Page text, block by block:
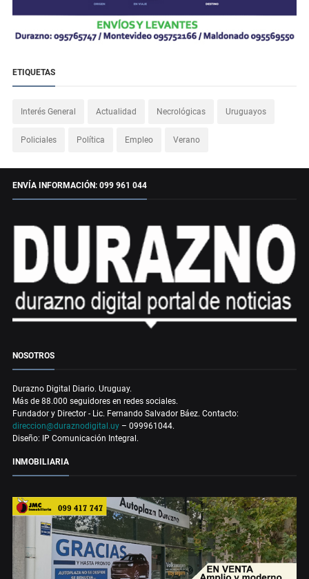
ETIQUETAS
Interés General Actualidad Necrológicas Uruguayos
Policiales Política Empleo Verano
ENVÍA INFORMACIÓN: 099 961 044
NOSOTROS
Durazno Digital Diario. Uruguay.
Más de 88.000 seguidores en redes sociales.
Fundador y Director - Lic. Fernando Salvador Báez. Contacto:
direccion@duraznodigital.uy – 099961044.
Diseño: IP Comunicación Integral.
INMOBILIARIA